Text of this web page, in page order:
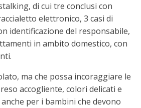
di cui tre conclusi con
elettronico, 3 casi di
identificazione del responsabile,
in ambito domestico, con
ma che possa incoraggiare le
accogliente, colori delicati e
per i bambini che devono